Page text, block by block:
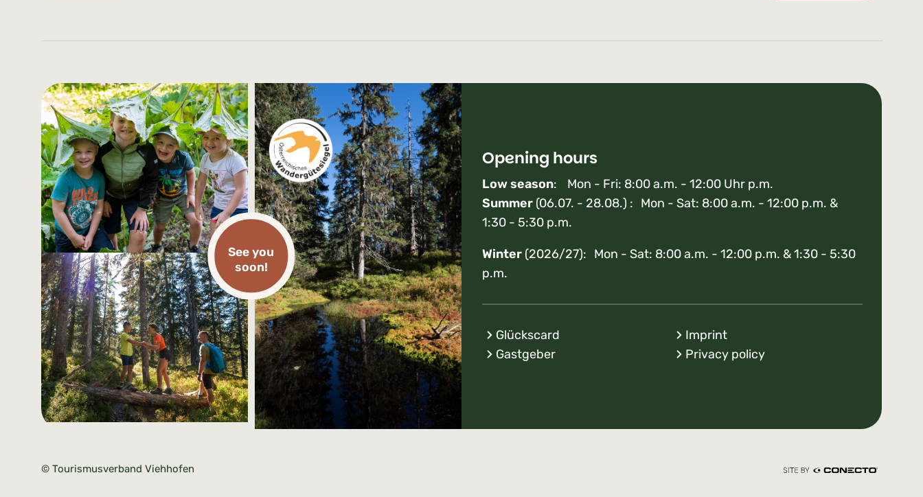
See you
soon!
Opening hours
Low season: Mon - Fri: 8:00 a.m. - 12:00 Uhr p.m.
Summer (06.07. - 28.08.) : Mon - Sat: 8:00 a.m. - 12:00 p.m. &
1:30 - 5:30 p.m.
Winter (2026/27): Mon - Sat: 8:00 a.m. - 12:00 p.m. & 1:30 - 5:30
p.m.
Glückscard
Gastgeber
Imprint
Privacy policy
© Tourismusverband Viehhofen